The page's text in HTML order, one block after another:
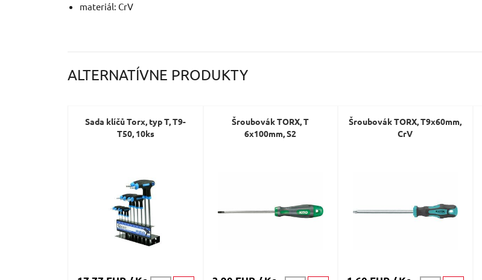
materiál: CrV
ALTERNATÍVNE PRODUKTY
Sada klíčů Torx, typ T, T9-
T50, 10ks
Šroubovák TORX, T
6x100mm, S2
Šroubovák TORX, T9x60mm,
CrV